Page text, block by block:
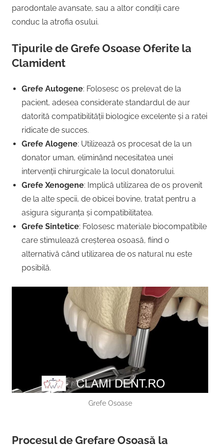
parodontale avansate, sau a altor condiții care
conduc la atrofia osului.
Tipurile de Grefe Osoase Oferite la
Clamident
Grefe Autogene: Folosesc os prelevat de la
pacient, adesea considerate standardul de aur
datorită compatibilității biologice excelente și a ratei
ridicate de succes.
Grefe Alogene: Utilizează os procesat de la un
donator uman, eliminând necesitatea unei
intervenții chirurgicale la locul donatorului.
Grefe Xenogene: Implică utilizarea de os provenit
de la alte specii, de obicei bovine, tratat pentru a
asigura siguranța și compatibilitatea.
Grefe Sintetice: Folosesc materiale biocompatibile
care stimulează creșterea osoasă, fiind o
alternativă când utilizarea de os natural nu este
posibilă.
Grefe Osoase
Procesul de Grefare Osoasă la